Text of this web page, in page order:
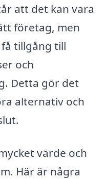
att det kan vara
företag, men
tillgång till
och
Detta gör det
alternativ och
värde och
Här är några